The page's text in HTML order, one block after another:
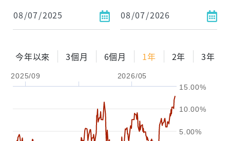
今年以來 3個月 6個月 1年 2年 3年
2025/09 2026/05
5.00%
10.00%
15.00%
1年
2年
配息金額